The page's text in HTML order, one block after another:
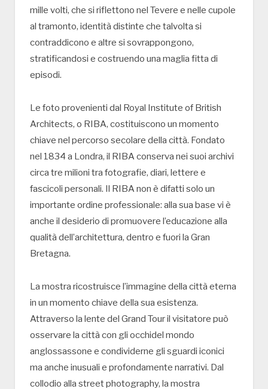
mille volti, che si riflettono nel Tevere e nelle cupole
al tramonto, identità distinte che talvolta si
contraddicono e altre si sovrappongono,
stratificandosi e costruendo una maglia fitta di
episodi.
Le foto provenienti dal Royal Institute of British
Architects, o RIBA, costituiscono un momento
chiave nel percorso secolare della città. Fondato
nel 1834 a Londra, il RIBA conserva nei suoi archivi
circa tre milioni tra fotografie, diari, lettere e
fascicoli personali. Il RIBA non è difatti solo un
importante ordine professionale: alla sua base vi è
anche il desiderio di promuovere l’educazione alla
qualità dell’architettura, dentro e fuori la Gran
Bretagna.
La mostra ricostruisce l’immagine della città eterna
in un momento chiave della sua esistenza.
Attraverso la lente del Grand Tour il visitatore può
osservare la città con gli occhidel mondo
anglossassone e condividerne gli sguardi iconici
ma anche inusuali e profondamente narrativi. Dal
collodio alla street photography, la mostra